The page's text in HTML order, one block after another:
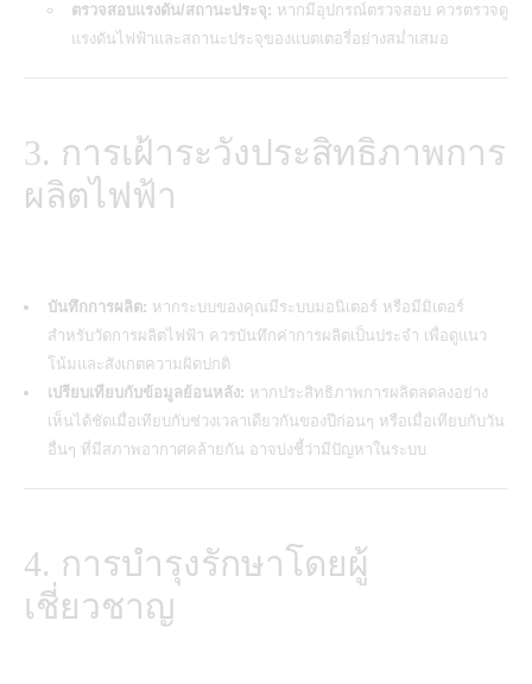
ตรวจสอบแรงดัน/สถานะประจุ: หากมีอุปกรณ์ตรวจสอบ ควรตรวจดู
แรงดันไฟฟ้าและสถานะประจุของแบตเตอรี่อย่างสม่ำเสมอ
3. การเฝ้าระวังประสิทธิภาพการ
ผลิตไฟฟ้า
บันทึกการผลิต: หากระบบของคุณมีระบบมอนิเตอร์ หรือมีมิเตอร์
สำหรับวัดการผลิตไฟฟ้า ควรบันทึกค่าการผลิตเป็นประจำ เพื่อดูแนว
โน้มและสังเกตความผิดปกติ
เปรียบเทียบกับข้อมูลย้อนหลัง: หากประสิทธิภาพการผลิตลดลงอย่าง
เห็นได้ชัดเมื่อเทียบกับช่วงเวลาเดียวกันของปีก่อนๆ หรือเมื่อเทียบกับวัน
อื่นๆ ที่มีสภาพอากาศคล้ายกัน อาจบ่งชี้ว่ามีปัญหาในระบบ
4. การบำรุงรักษาโดยผู้
เชี่ยวชาญ